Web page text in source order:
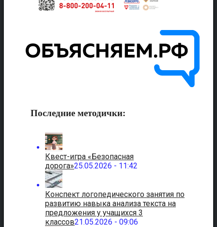
Последние методички:
Квест-игра «Безопасная
дорога»25.05.2026 - 11:42
Конспект логопедического занятия по
развитию навыка анализа текста на
предложения у учащихся 3
классов21.05.2026 - 09:06